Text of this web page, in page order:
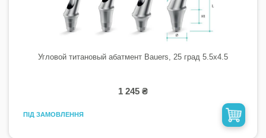
Угловой титановый абатмент Bauers, 25 град 5.5х4.5
1 245 ₴
ПІД ЗАМОВЛЕННЯ